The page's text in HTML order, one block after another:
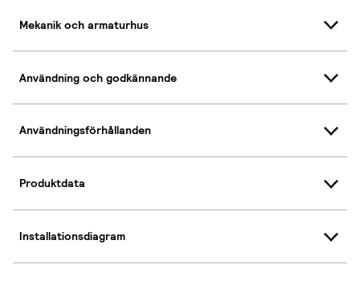
Mekanik och armaturhus
Användning och godkännande
Användningsförhållanden
Produktdata
Installationsdiagram